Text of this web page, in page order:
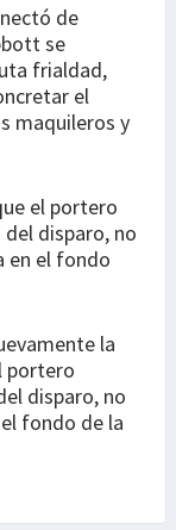
de
se
frialdad,
el
maquileros y
el portero
disparo, no
en el fondo
la
portero
disparo, no
fondo de la